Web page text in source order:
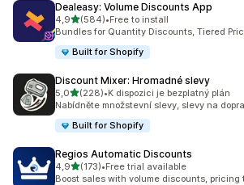
Dealeasy: Volume Discounts App
4,9z 5 hvězd
(584)
Celkový počet recenzí: 584
•Free to install
Bundles for Quantity Discounts, Tiered
Built for Shopify
Discount Mixer: Hromadné slevy
5,0z 5 hvězd
(228)
Celkový počet recenzí: 228
•K dispozici je bezplatný plán
Nabídněte množstevní slevy, slevy na
Built for Shopify
Regios Automatic Discounts
4,9z 5 hvězd
(173)
Celkový počet recenzí: 173
•Free trial available
Boost sales with volume discounts, pricing